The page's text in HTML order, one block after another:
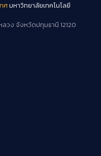
ศมหาวิทยาลัยเทคโนโลยี
วง จังหวัดปทุมธานี 12120